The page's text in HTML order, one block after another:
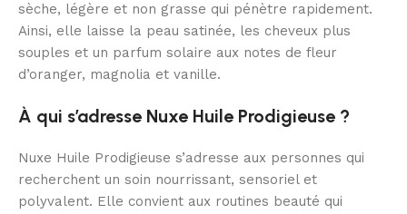
sèche, légère et non grasse qui pénètre rapidement.
Ainsi, elle laisse la peau satinée, les cheveux plus
souples et un parfum solaire aux notes de fleur
d’oranger, magnolia et vanille.
À qui s’adresse Nuxe Huile Prodigieuse ?
Nuxe Huile Prodigieuse s’adresse aux personnes qui
recherchent un soin nourrissant, sensoriel et
polyvalent. Elle convient aux routines beauté qui